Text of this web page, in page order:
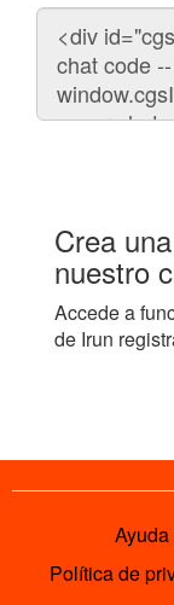
Código
para
embeber
chat
Crea
nuestro
Accede a
de Irun
Ayuda
Política de